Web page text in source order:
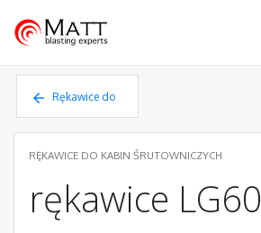
Matt - blasting experts
Rękawice do
śrutowniczych
RĘKAWICE DO KABIN ŚRUTOWNICZYCH
rękawice LG60